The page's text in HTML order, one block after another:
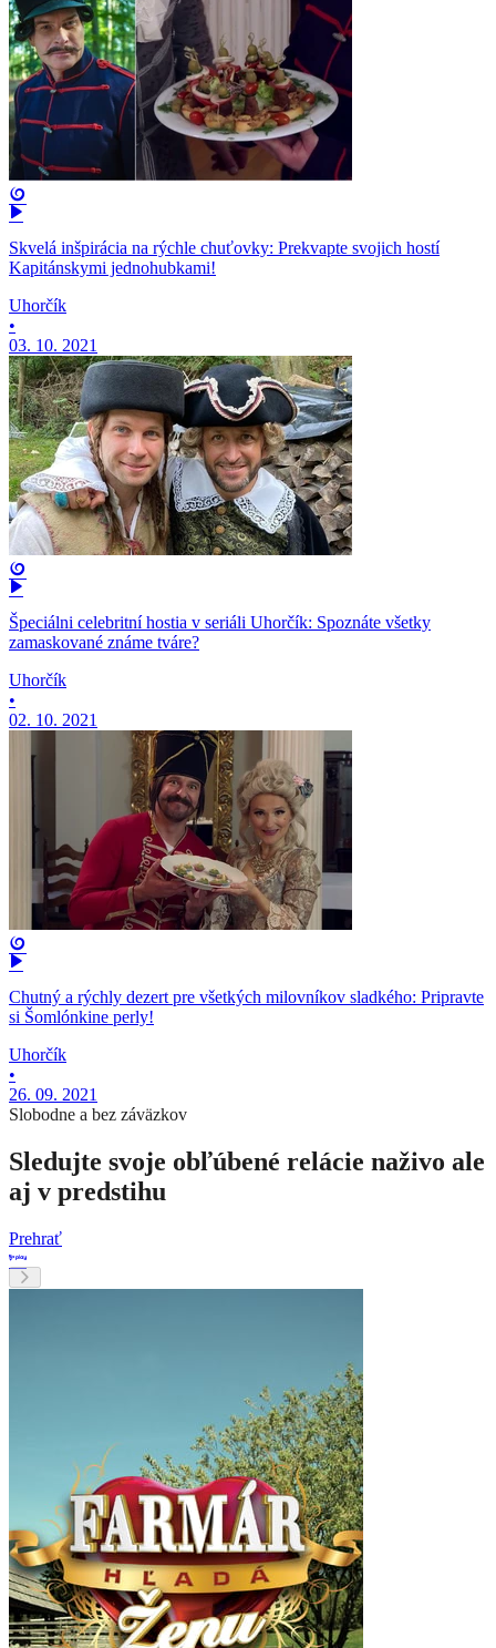
Skvelá inšpirácia na rýchle chuťovky: Prekvapte svojich hostí
Kapitánskymi jednohubkami!
Uhorčík
•
03. 10. 2021
Špeciálni celebritní hostia v seriáli Uhorčík: Spoznáte všetky
zamaskované známe tváre?
Uhorčík
•
02. 10. 2021
Chutný a rýchly dezert pre všetkých milovníkov sladkého: Pripravte
si Šomlónkine perly!
Uhorčík
•
26. 09. 2021
Slobodne a bez záväzkov
Sledujte svoje obľúbené relácie naživo ale
aj v predstihu
Prehrať